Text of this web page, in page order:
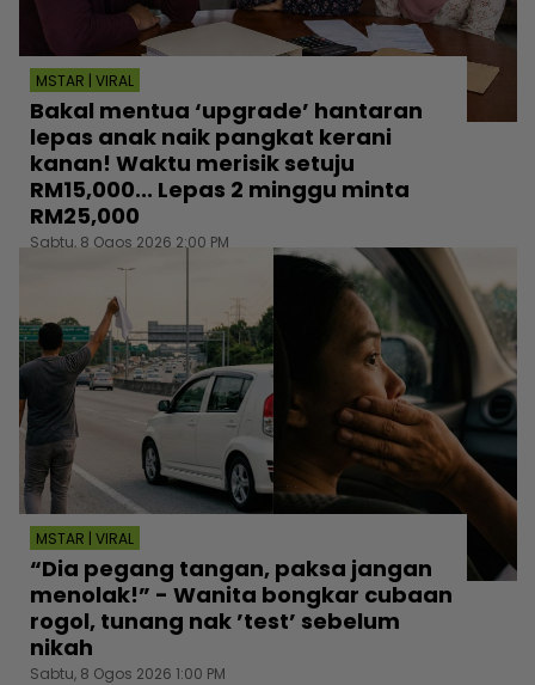
MSTAR | VIRAL
Bakal mentua ‘upgrade’ hantaran
lepas anak naik pangkat kerani
kanan! Waktu merisik setuju
RM15,000... Lepas 2 minggu minta
RM25,000
Sabtu, 8 Ogos 2026 2:00 PM
MSTAR | VIRAL
“Dia pegang tangan, paksa jangan
menolak!” - Wanita bongkar cubaan
rogol, tunang nak ’test’ sebelum
nikah
Sabtu, 8 Ogos 2026 1:00 PM